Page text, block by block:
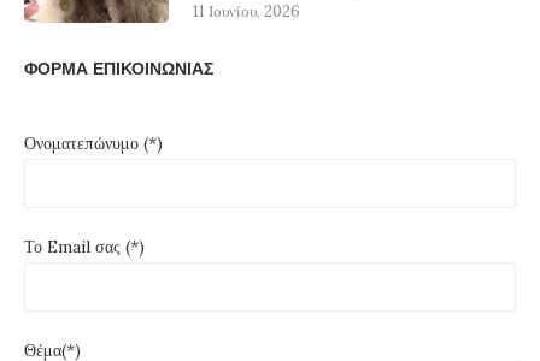
11 Ιουνίου, 2026
ΦΟΡΜΑ ΕΠΙΚΟΙΝΩΝΙΑΣ
Ονοματεπώνυμο (*)
Το Email σας (*)
Θέμα(*)